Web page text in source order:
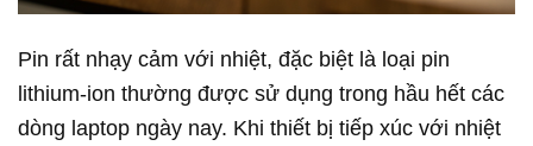
Pin rất nhạy cảm với nhiệt, đặc biệt là loại pin
lithium-ion thường được sử dụng trong hầu hết các
dòng laptop ngày nay. Khi thiết bị tiếp xúc với nhiệt